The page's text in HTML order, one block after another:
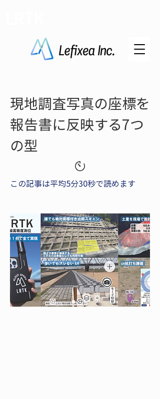
現地調査写真の座標を
報告書に反映する7つ
の型
この記事は平均5分30秒で読めます